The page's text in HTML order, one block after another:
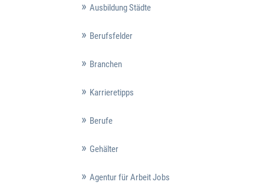
Ausbildung Städte
Berufsfelder
Branchen
Karrieretipps
Berufe
Gehälter
Agentur für Arbeit Jobs